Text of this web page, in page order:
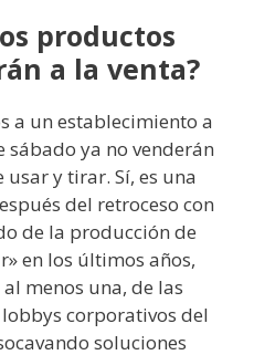
productos
a la venta?
a un establecimiento a
ya no venderán
y tirar. Sí, es una
del retroceso con
de la producción de
en los últimos años,
menos una, de las
corporativos del
soluciones